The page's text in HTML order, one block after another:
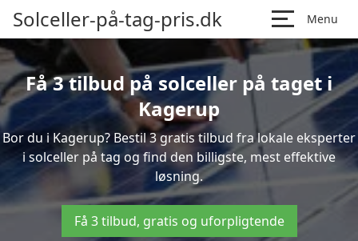
Solceller-på-tag-pris.dk Menu
Få 3 tilbud på solceller på taget i
Kagerup
Bor du i Kagerup? Bestil 3 gratis tilbud fra lokale eksperter
i solceller på tag og find den billigste, mest effektive
løsning.
Få 3 tilbud, gratis og uforpligtende